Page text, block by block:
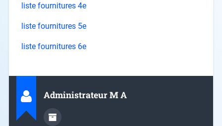
liste fournitures 4e
liste fournitures 5e
liste fournitures 6e
Administrateur M A